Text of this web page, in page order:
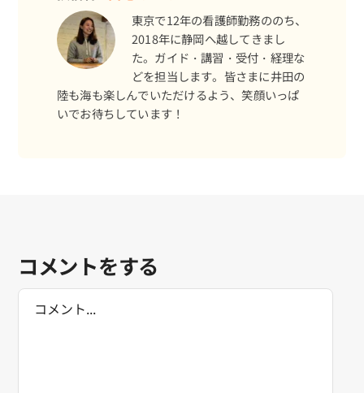
東京で12年の看護師勤務ののち、
2018年に静岡へ越してきまし
た。ガイド・講習・受付・経理な
どを担当します。皆さまに井田の
陸も海も楽しんでいただけるよう、笑顔いっぱ
いでお待ちしています！
コメントをする
Comment